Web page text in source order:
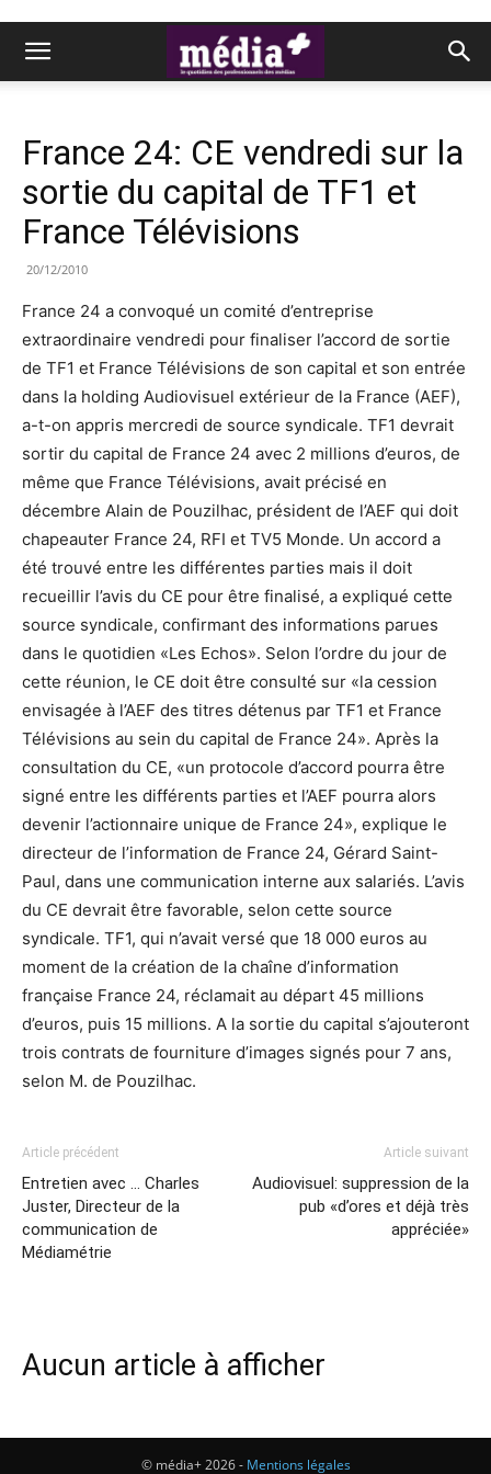
France 24: CE vendredi sur la
sortie du capital de TF1 et
France Télévisions
20/12/2010
France 24 a convoqué un comité d’entreprise
extraordinaire vendredi pour finaliser l’accord de sortie
de TF1 et France Télévisions de son capital et son entrée
dans la holding Audiovisuel extérieur de la France (AEF),
a-t-on appris mercredi de source syndicale. TF1 devrait
sortir du capital de France 24 avec 2 millions d’euros, de
même que France Télévisions, avait précisé en
décembre Alain de Pouzilhac, président de l’AEF qui doit
chapeauter France 24, RFI et TV5 Monde. Un accord a
été trouvé entre les différentes parties mais il doit
recueillir l’avis du CE pour être finalisé, a expliqué cette
source syndicale, confirmant des informations parues
dans le quotidien «Les Echos». Selon l’ordre du jour de
cette réunion, le CE doit être consulté sur «la cession
envisagée à l’AEF des titres détenus par TF1 et France
Télévisions au sein du capital de France 24». Après la
consultation du CE, «un protocole d’accord pourra être
signé entre les différents parties et l’AEF pourra alors
devenir l’actionnaire unique de France 24», explique le
directeur de l’information de France 24, Gérard Saint-
Paul, dans une communication interne aux salariés. L’avis
du CE devrait être favorable, selon cette source
syndicale. TF1, qui n’avait versé que 18 000 euros au
moment de la création de la chaîne d’information
française France 24, réclamait au départ 45 millions
d’euros, puis 15 millions. A la sortie du capital s’ajouteront
trois contrats de fourniture d’images signés pour 7 ans,
selon M. de Pouzilhac.
Article précédent
Entretien avec … Charles
Juster, Directeur de la
communication de
Médiamétrie
Article suivant
Audiovisuel: suppression de la
pub «d’ores et déjà très
appréciée»
Aucun article à afficher
© média+ 2026 - Mentions légales